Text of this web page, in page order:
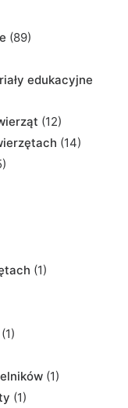
(89)
edukacyjne
(12)
(14)
(1)
(1)
(1)
(1)